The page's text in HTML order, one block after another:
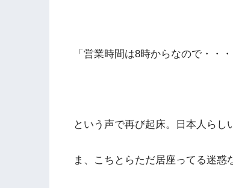
「営業時間は8時からなので・・
という声で再び起床。日本人らし
ま、こちとらただ居座ってる迷惑